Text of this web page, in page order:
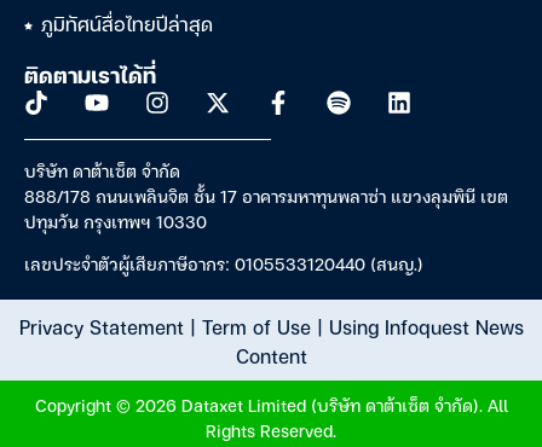
ภูมิทัศน์สื่อไทยปีล่าสุด
ติดตามเราได้ที่
บริษัท ดาต้าเซ็ต จำกัด
888/178 ถนนเพลินจิต ชั้น 17 อาคารมหาทุนพลาซ่า แขวงลุมพินี เขต
ปทุมวัน กรุงเทพฯ 10330
เลขประจำตัวผู้เสียภาษีอากร: 0105533120440 (สนญ.)
Privacy Statement| Term of Use| Using Infoquest News
Content
Copyright © 2026 Dataxet Limited (บริษัท ดาต้าเซ็ต จำกัด). All
Rights Reserved.